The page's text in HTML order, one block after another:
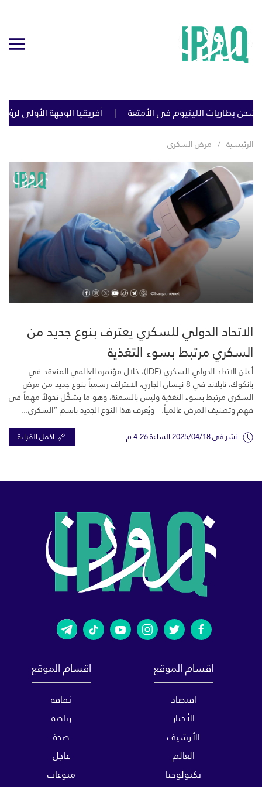
بطاريات الليثيوم في الأمتعة أفريقيا الوجهة الأولى
الرئيسية مرض السكري
الاتحاد الدولي للسكري يعترف بنوع جديد من
السكري مرتبط بسوء التغذية
أعلن الاتحاد الدولي للسكري (IDF)، خلال مؤتمره العالمي المنعقد في
بانكوك، تايلاند في 8 نيسان الجاري، الاعتراف رسمياً بنوع جديد من مرض
السكري مرتبط بسوء التغذية وليس بالسمنة، وهو ما يشكّل تحولاً مهماً في
فهم وتصنيف المرض عالمياً. ويُعرف هذا النوع الجديد باسم “السكري...
نشر في 2025/04/18 الساعة 4:26 م اكمل القراءة
اقسام الموقع
اقتصاد
الأخبار
الأرشيف
العالم
تكنولوجيا
اقسام الموقع
ثقافة
رياضة
صحة
عاجل
منوعات